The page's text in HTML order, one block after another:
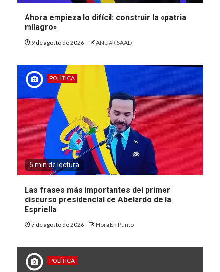
Ahora empieza lo difícil: construir la «patria
milagro»
9 de agosto de 2026 ANUAR SAAD
POLÍTICA
5 min de lectura
Las frases más importantes del primer
discurso presidencial de Abelardo de la
Espriella
7 de agosto de 2026 Hora En Punto
POLÍTICA